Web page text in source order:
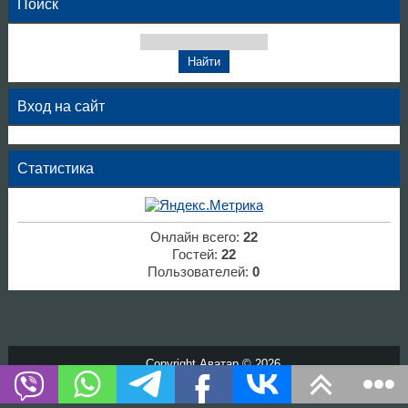
Поиск
Вход на сайт
Статистика
Онлайн всего: 22
Гостей: 22
Пользователей:0
Copyright Аватар © 2026
Хостинг от
uCoz